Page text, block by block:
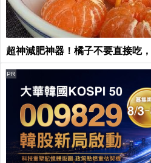
超神減肥神器！橘子不要直接吃
PR